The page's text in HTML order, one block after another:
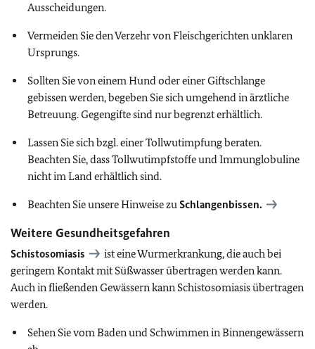
Ausscheidungen.
Vermeiden Sie den Verzehr von Fleischgerichten unklaren
Ursprungs.
Sollten Sie von einem Hund oder einer Giftschlange
gebissen werden, begeben Sie sich umgehend in ärztliche
Betreuung. Gegengifte sind nur begrenzt erhältlich.
Lassen Sie sich bzgl. einer Tollwutimpfung beraten.
Beachten Sie, dass Tollwutimpfstoffe und Immunglobuline
nicht im Land erhältlich sind.
Beachten Sie unsere Hinweise zuSchlangenbissen.
Weitere Gesundheitsgefahren
Schistosomiasis
ist eine Wurmerkrankung, die auch bei
geringem Kontakt mit Süßwasser übertragen werden kann.
Auch in fließenden Gewässern kann Schistosomiasis übertragen
werden.
Sehen Sie vom Baden und Schwimmen in Binnengewässern